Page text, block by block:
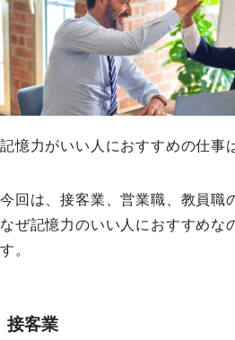
記憶力がいい人におすすめの仕事
今回は、接客業、営業職、教員職
なぜ記憶力のいい人におすすめな
す。
接客業